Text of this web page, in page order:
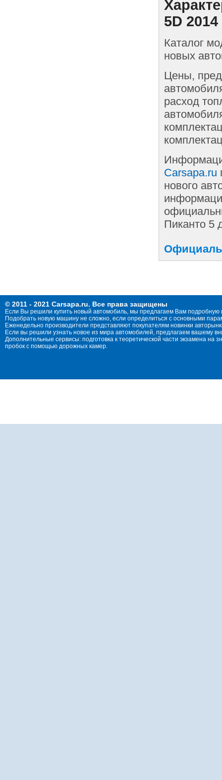
5D 2014
Каталог
новых
Цены,
расход
Carsapa.ru
нового
Пиканто 5
© 2011 - 2021 Carsapa.ru. Все права защищены
Если Вы решили купить новый автомобиль, мы предлагаем Вам
Подобрать новую машину не сложно, если определиться с основными
Еженедельно производители представляют покупателям новинки
Если вы решили узнать новое из мира автомобилей, предлагаем вашему
Дополнительные сервисы: подготовка к теоретической части экзамена
пробок с помощью дорожных камер.